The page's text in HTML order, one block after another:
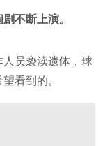
不断上演。
员亵渎遗体，球
看到的。